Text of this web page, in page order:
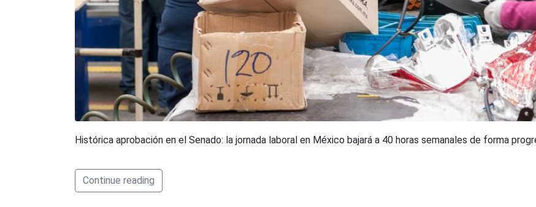
Histórica aprobación en el Senado: la jornada laboral en México bajará a 40 horas semanales de forma
Continue reading